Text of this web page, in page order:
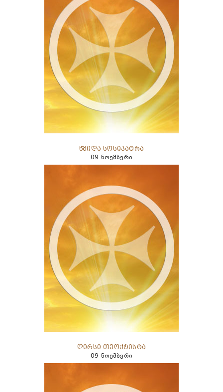
წმიდა სოსიპატრა
09 ნოემბერი
ღირსი თეოქტისტა
09 ნოემბერი